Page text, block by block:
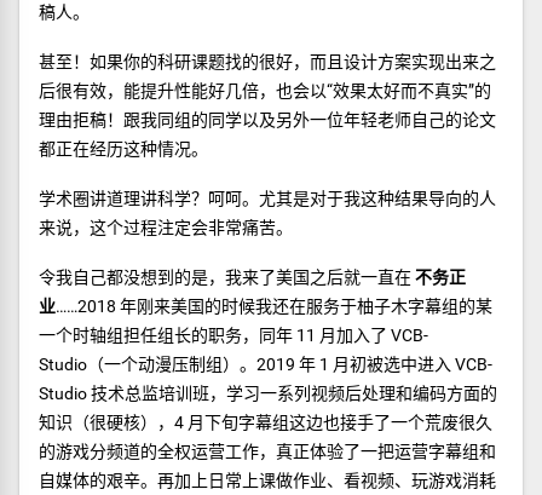
稿人。
甚至！如果你的科研课题找的很好，而且设计方案实现出来之
后很有效，能提升性能好几倍，也会以“效果太好而不真实”的
理由拒稿！跟我同组的同学以及另外一位年轻老师自己的论文
都正在经历这种情况。
学术圈讲道理讲科学？呵呵。尤其是对于我这种结果导向的人
来说，这个过程注定会非常痛苦。
令我自己都没想到的是，我来了美国之后就一直在不务正
业……2018 年刚来美国的时候我还在服务于柚子木字幕组的某
一个时轴组担任组长的职务，同年 11 月加入了 VCB-
Studio（一个动漫压制组）。2019 年 1 月初被选中进入 VCB-
Studio 技术总监培训班，学习一系列视频后处理和编码方面的
知识（很硬核），4 月下旬字幕组这边也接手了一个荒废很久
的游戏分频道的全权运营工作，真正体验了一把运营字幕组和
自媒体的艰辛。再加上日常上课做作业、看视频、玩游戏消耗